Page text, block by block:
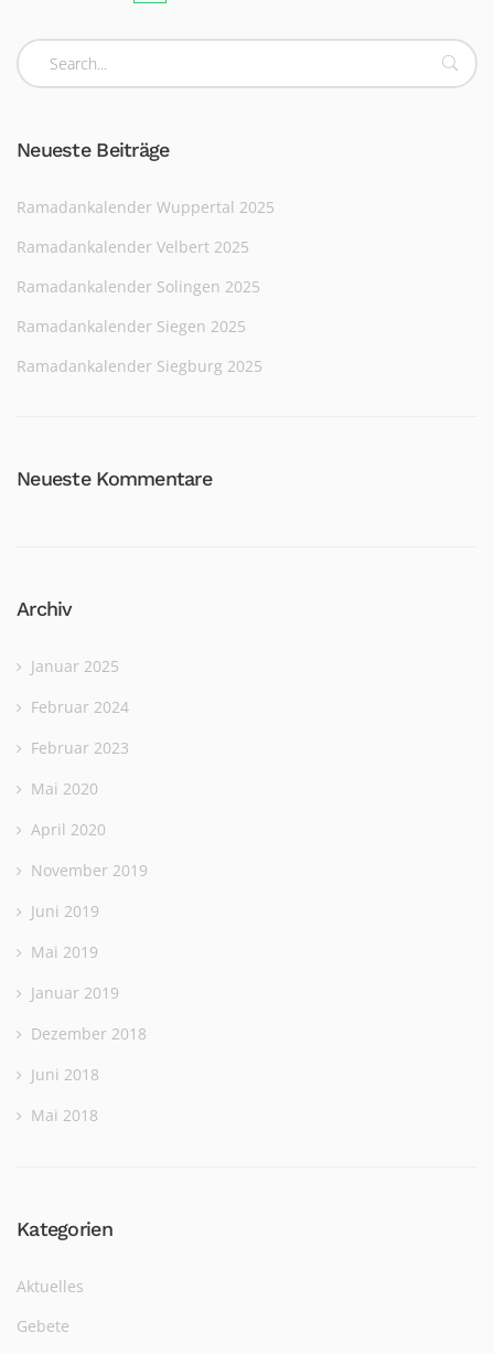
Neueste Beiträge
Ramadankalender Wuppertal 2025
Ramadankalender Velbert 2025
Ramadankalender Solingen 2025
Ramadankalender Siegen 2025
Ramadankalender Siegburg 2025
Neueste Kommentare
Archiv
Januar 2025
Februar 2024
Februar 2023
Mai 2020
April 2020
November 2019
Juni 2019
Mai 2019
Januar 2019
Dezember 2018
Juni 2018
Mai 2018
Kategorien
Aktuelles
Gebete